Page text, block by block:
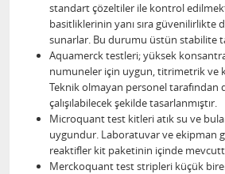
standart çözeltiler ile kontrol
basitliklerinin yanı sıra güvenilirlikte
sunarlar. Bu durumu üstün stabilite
Aquamerck testleri; yüksek
numuneler için uygun, titrimetrik ve
Teknik olmayan personel tarafından
çalışılabilecek şekilde tasarlanmıştır.
Microquant test kitleri atık su ve
uygundur. Laboratuvar ve ekipman
reaktifler kit paketinin içinde
Merckoquant test stripleri küçük